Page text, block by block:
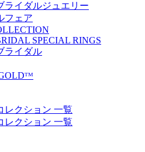
ライダルジュエリー
フェア
SPECIAL RINGS
ライダル
レクション 一覧
レクション 一覧